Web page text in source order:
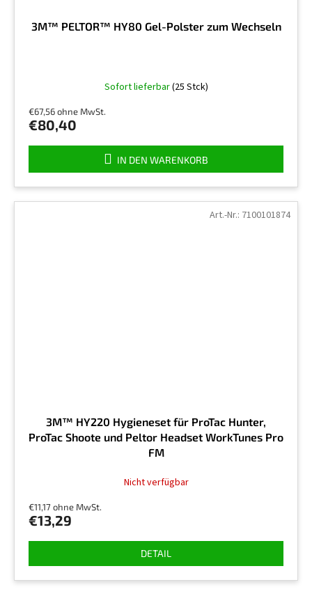
3M™ PELTOR™ HY80 Gel-Polster zum Wechseln
Sofort lieferbar(25 Stck)
€67,56 ohne MwSt.
€80,40
IN DEN WARENKORB
3M™ HY220 Hygieneset für ProTac Hunter,
ProTac Shoote und Peltor Headset WorkTunes Pro
FM
Nicht verfügbar
€11,17 ohne MwSt.
€13,29
DETAIL
Art.-Nr.: 7100101874